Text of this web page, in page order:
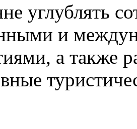
углублять
и
а также